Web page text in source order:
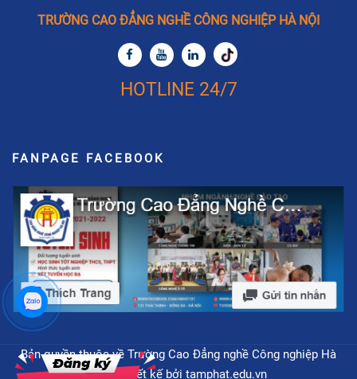
TRƯỜNG CAO ĐẲNG NGHỀ CÔNG NGHIỆP HÀ NỘI
HOTLINE 24/7
FANPAGE FACEBOOK
Bản quyền thuộc về Trường Cao Đẳng nghề Công nghiệp Hà
Nội - Thiết kế bởi tamphat.edu.vn